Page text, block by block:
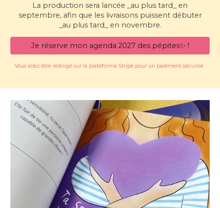
La production sera lancée _au plus tard_ en
septembre, afin que les livraisons puissent débuter
_au plus tard_ en novembre.
Je réserve mon agenda 2027 des pépites✨ !
Vous allez être redirigé sur la plateforme Stripe pour un paiement sécurisé.